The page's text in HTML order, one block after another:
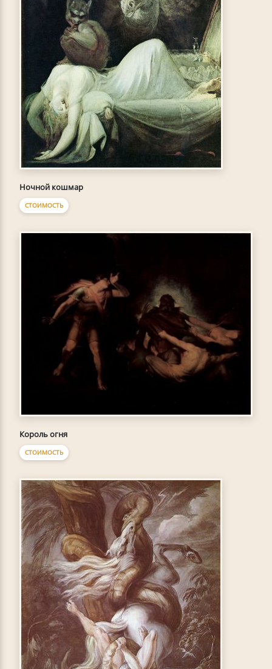
Ночной кошмар
СТОИМОСТЬ
Король огня
СТОИМОСТЬ